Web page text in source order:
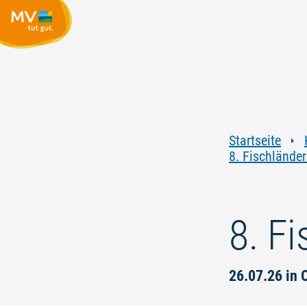
Startseite
8.
8.
26.07.26 in